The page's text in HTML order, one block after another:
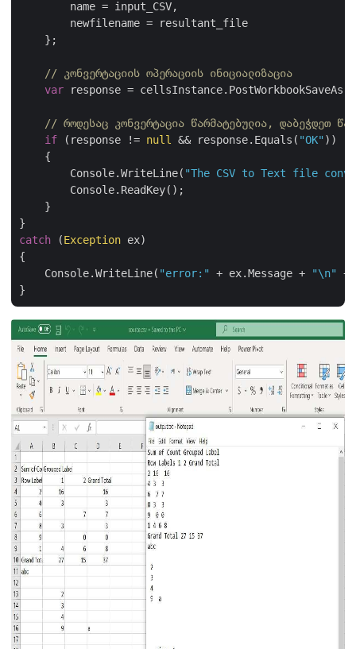
        name = input_CSV,
        newfilename = resultant_file
    };
// კონვერტაციის ოპერაციის ინიციალიზაცია
var response =
// როდესაც კონვერტაცია წარმატებულია, დაბეჭდეთ
if (response != null && response.Equals( "OK" ))
    {
        Console.WriteLine(
"The CSV to Text file
        Console.ReadKey();
    }
catch (Exception ex)
{
    Console.WriteLine(
"error:" + ex.Message + "\n"
+